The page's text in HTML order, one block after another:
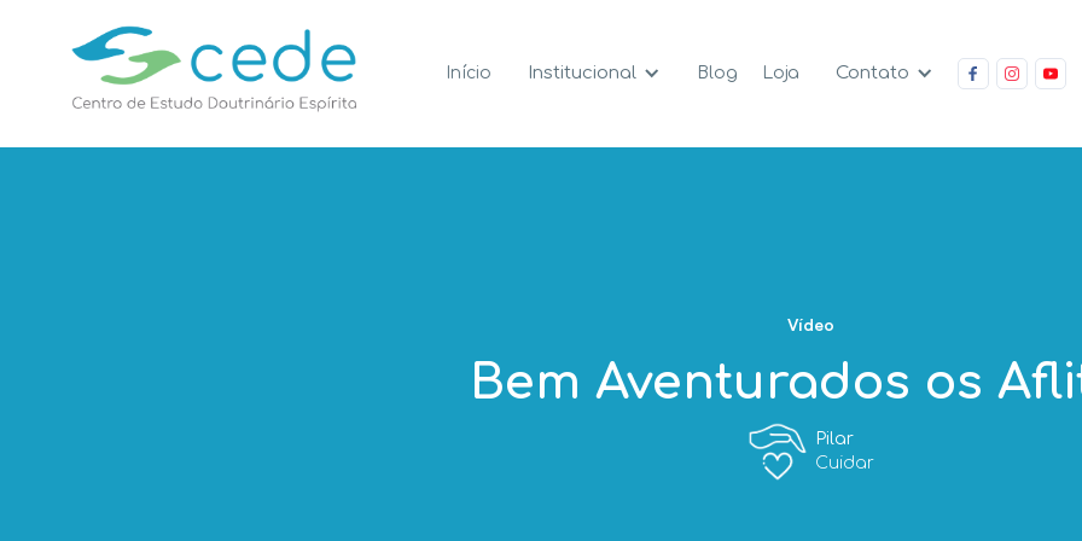
Início Institucional Blog Loja Contato
Vídeo
Bem Aventurados os
Pilar
Cuidar